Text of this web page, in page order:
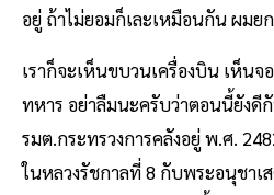
อยู่ ถ้าไม่ยอมก็เละเหมือนกัน ผมย
เราก็จะเห็นขบวนเครื่องบิน เห็น
ทหาร อย่าลืมนะครับว่าตอนนี้ยังดี
รมต.กระทรวงการคลังอยู่ พ.ศ.
ในหลวงรัชกาลที่ 8 กับพระอนุชาเ